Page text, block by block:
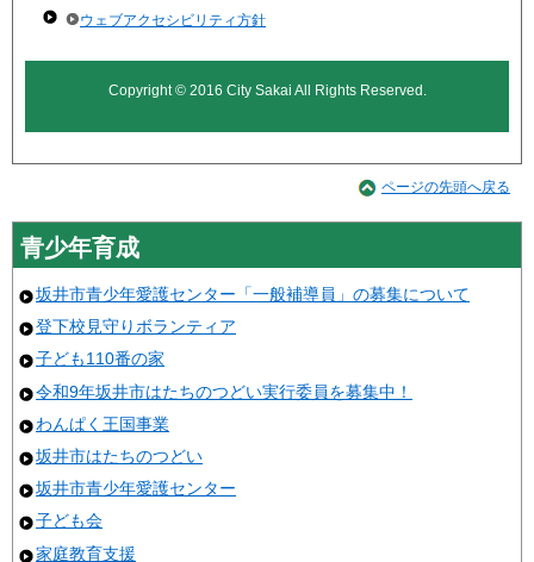
ウェブアクセシビリティ方針
Copyright © 2016 City Sakai All Rights Reserved.
ページの先頭へ戻る
青少年育成
坂井市青少年愛護センター「一般補導員」の募集について
登下校見守りボランティア
子ども110番の家
令和9年坂井市はたちのつどい実行委員を募集中！
わんぱく王国事業
坂井市はたちのつどい
坂井市青少年愛護センター
子ども会
家庭教育支援